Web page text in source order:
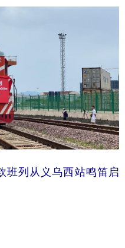
上海
江西
湖北 湖南
海南 重庆
列从义乌西站鸣笛启